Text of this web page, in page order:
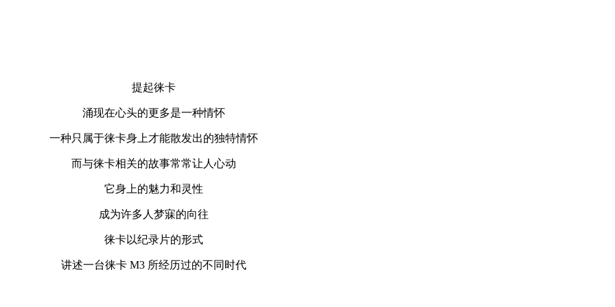
提起徕卡
涌现在心头的更多是一种情怀
一种只属于徕卡身上才能散发出的独特情怀
而与徕卡相关的故事常常让人心动
它身上的魅力和灵性
成为许多人梦寐的向往
徕卡以纪录片的形式
讲述一台徕卡 M3 所经历过的不同时代